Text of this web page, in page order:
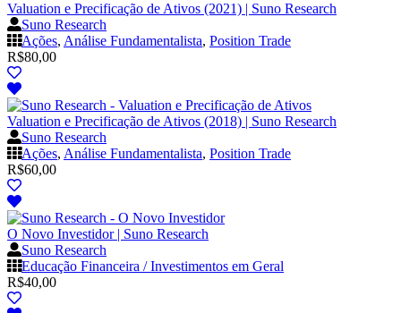
Valuation e Precificação de Ativos (2021) | Suno Research
Suno Research
Ações, Análise Fundamentalista, Position Trade
R$80,00
Valuation e Precificação de Ativos (2018) | Suno Research
Suno Research
Ações, Análise Fundamentalista, Position Trade
R$60,00
O Novo Investidor | Suno Research
Suno Research
Educação Financeira / Investimentos em Geral
R$40,00